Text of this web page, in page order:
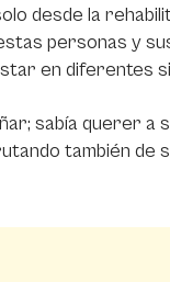
desde la
personas y
en diferentes
sabía querer a
también de